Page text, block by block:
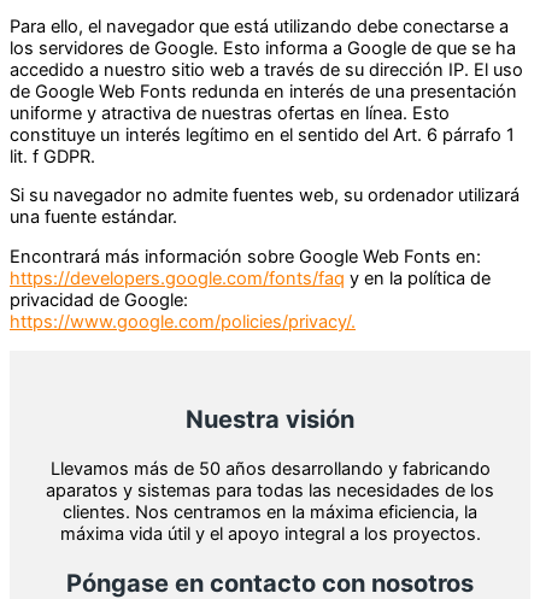
Para ello, el navegador que está utilizando debe conectarse a
los servidores de Google. Esto informa a Google de que se ha
accedido a nuestro sitio web a través de su dirección IP. El uso
de Google Web Fonts redunda en interés de una presentación
uniforme y atractiva de nuestras ofertas en línea. Esto
constituye un interés legítimo en el sentido del Art. 6 párrafo 1
lit. f GDPR.
Si su navegador no admite fuentes web, su ordenador utilizará
una fuente estándar.
Encontrará más información sobre Google Web Fonts en:
https://developers.google.com/fonts/faq y en la política de
privacidad de Google:
https://www.google.com/policies/privacy/.
Nuestra visión
Llevamos más de 50 años desarrollando y fabricando
aparatos y sistemas para todas las necesidades de los
clientes. Nos centramos en la máxima eficiencia, la
máxima vida útil y el apoyo integral a los proyectos.
Póngase en contacto con nosotros